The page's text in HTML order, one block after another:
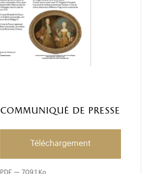
Communiqué de presse
Téléchargement
PDF 709.1 Ko